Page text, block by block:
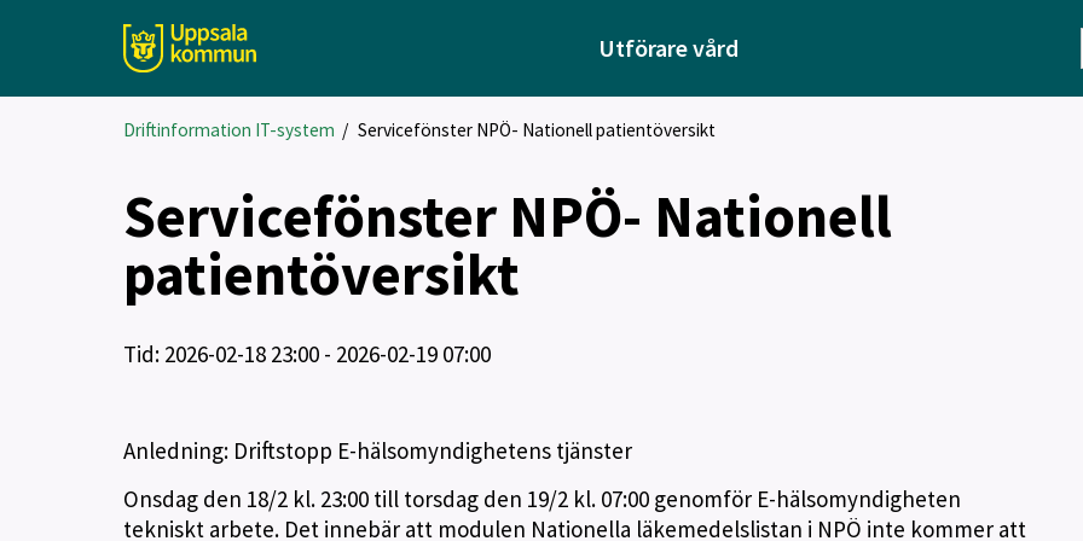
Utförare vård
Driftinformation IT-system / Servicefönster NPÖ- Nationell patientöversikt
Servicefönster NPÖ- Nationell
patientöversikt
Tid: 2026-02-18 23:00 - 2026-02-19 07:00
Anledning: Driftstopp E-hälsomyndighetens tjänster
Onsdag den 18/2 kl. 23:00 till torsdag den 19/2 kl. 07:00 genomför E-hälsomyndigheten
tekniskt arbete. Det innebär att modulen Nationella läkemedelslistan i NPÖ inte kommer att